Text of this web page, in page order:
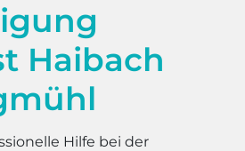
Haibach
Hilfe bei der